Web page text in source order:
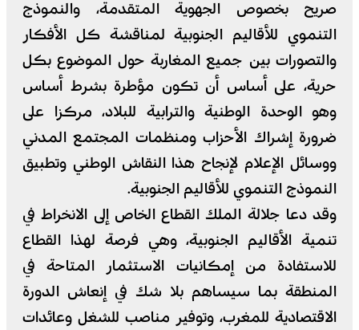
صريح بخصوص الجهوية المتقدمة، والنموذج
التنموي للأقاليم الجنوبية لمناقشة كل الأفكار
والتصورات بين جميع المغاربة حول الموضوع بكل
حرية، على أساس أن تكون مؤطرة بشرط أساس
وهو الوحدة الوطنية والترابية للبلاد، مركزا على
ضرورة إشراك الأحزاب ومنظمات المجتمع المدني
ووسائل الإعلام لإنجاح هذا النقاش الوطني وتطبيق
النموذج التنموي للأقاليم الجنوبية.
وقد دعا جلالة الملك القطاع الخاص إلى الانخراط في
تنمية الأقاليم الجنوبية، وهي فرصة لهذا القطاع
للاستفادة من إمكانيات الاستثمار المتاحة في
المنطقة بما سيساهم بلا شك في إنعاش الدورة
الاقتصادية للمغرب، وتوفير مناصب للشغل وعائدات